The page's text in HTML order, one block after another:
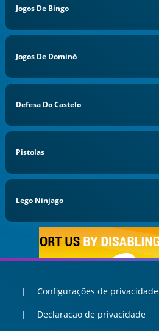
Jogos De Bingo
Jogos De Dominó
Defesa Do Castelo
Pistolas
Lego Ninjago
Configurações de privacidade
Declaracao de privacidade